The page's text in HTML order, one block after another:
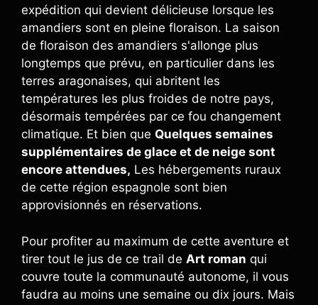
expédition qui devient délicieuse lorsque les
amandiers sont en pleine floraison. La saison
de floraison des amandiers s'allonge plus
longtemps que prévu, en particulier dans les
terres aragonaises, qui abritent les
températures les plus froides de notre pays,
désormais tempérées par ce fou changement
climatique. Et bien que Quelques semaines
supplémentaires de glace et de neige sont
encore attendues, Les hébergements ruraux
de cette région espagnole sont bien
approvisionnés en réservations.
Pour profiter au maximum de cette aventure et
tirer tout le jus de ce trail de Art roman qui
couvre toute la communauté autonome, il vous
faudra au moins une semaine ou dix jours. Mais